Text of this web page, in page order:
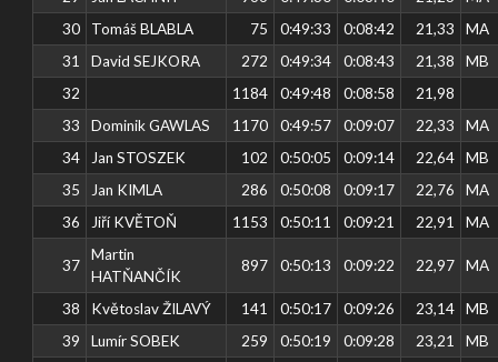
30
Tomáš BLABLA 75 0:49:33 0:08:42 21,33
MA
31
David SEJKORA 272 0:49:34 0:08:43 21,38
MB
32
1184 0:49:48 0:08:58
21,98
33
Dominik GAWLAS 1170 0:49:57 0:09:07 22,33
MA
34
Jan STOSZEK 102 0:50:05 0:09:14 22,64
MB
35
Jan KIMLA 286 0:50:08 0:09:17 22,76
MA
36
Jiří KVĚTOŇ 1153 0:50:11 0:09:21 22,91 MA
37
Martin
HATŇANČÍK
897 0:50:13 0:09:22 22,97 MA
38 Květoslav ŽILAVÝ 141 0:50:17 0:09:26 23,14
MB
39
Lumír SOBEK 259 0:50:19 0:09:28 23,21
MB